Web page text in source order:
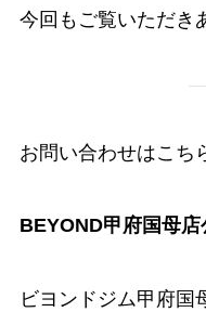
今回もご覧いただき
お問い合わせはこち
BEYOND甲府国母店
ビヨンドジム甲府国